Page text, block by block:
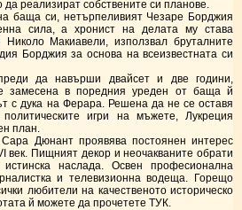
да реализират собствените си планове.
баща си, нетърпеливият Чезаре Борджия
сила, а хронист на делата му става
Макиавели, използвал бруталните
Борджия за основа на всеизвестната си
да навърши двайсет и две години,
замесена в поредния уреден от баща й
с дука на Ферара. Решена да не се оставя
игри на мъжете, Лукреция
план.
Сара Дюнант проявява постоянен интерес
век. Пищният декор и неочакваните обрати
наслада. Освен професионална
и телевизионна водеща. Горещо
любители на качественото историческо
й можете да прочетете ТУК.